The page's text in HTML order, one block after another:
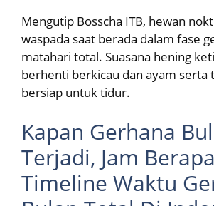
Mengutip Bosscha ITB, hewan
waspada saat berada dalam fase
matahari total. Suasana hening
berhenti berkicau dan ayam serta
bersiap untuk tidur.
Kapan Gerhana
Terjadi, Jam
Timeline Waktu